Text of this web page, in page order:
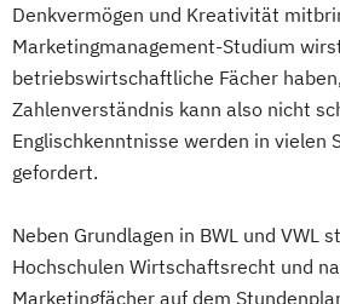
Denkvermögen und Kreativität
Marketingmanagement-Studium
betriebswirtschaftliche Fächer
Zahlenverständnis kann also nicht
Englischkenntnisse werden in vielen
gefordert.
Neben Grundlagen in BWL und VWL
Hochschulen Wirtschaftsrecht und
Marketingfächer auf dem